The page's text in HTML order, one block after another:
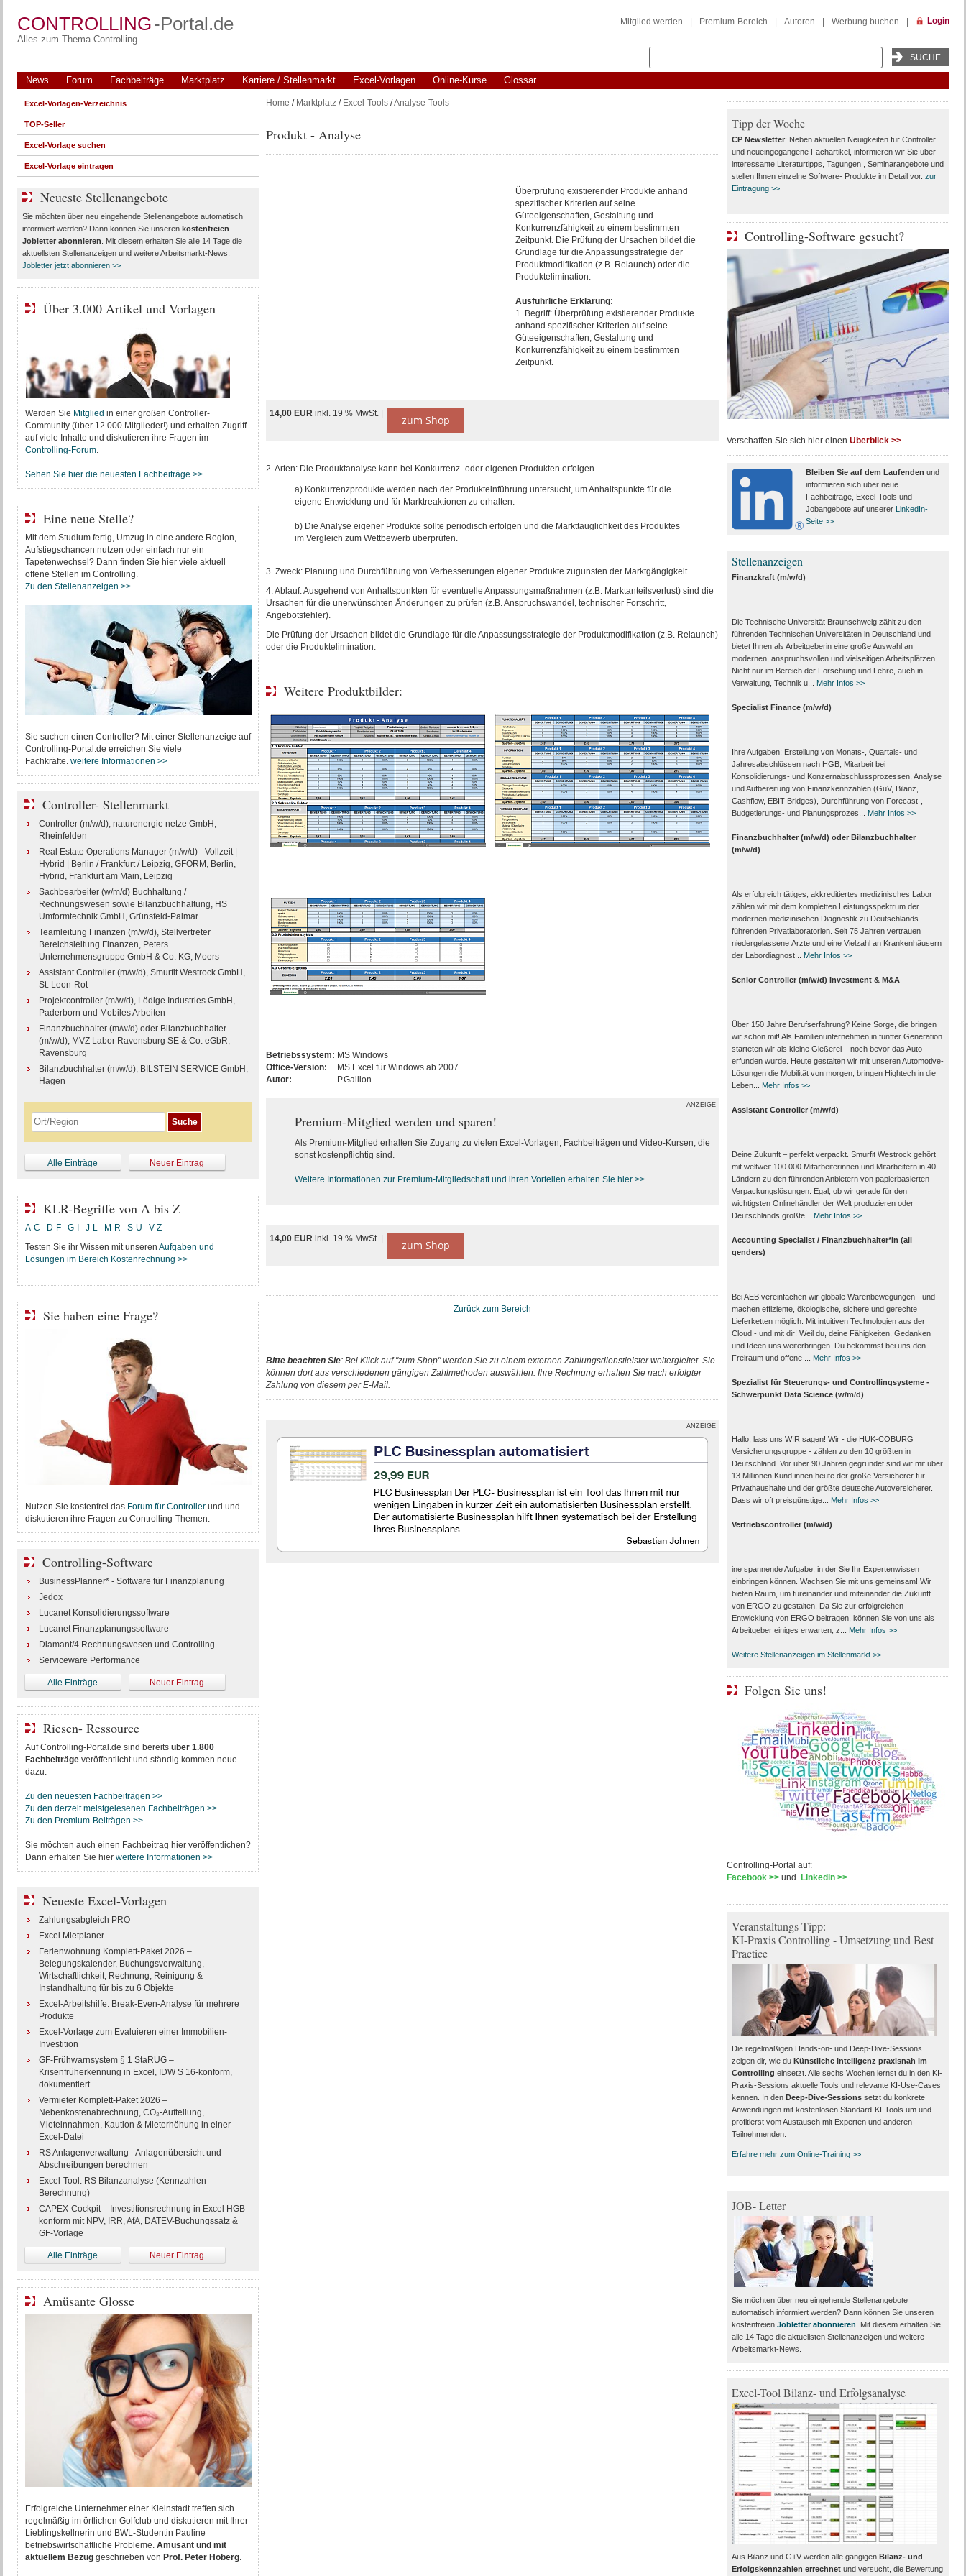
CONTROLLING-Portal.de
Alles zum Thema Controlling
Mitglied werden Premium-Bereich Autoren Werbung buchen Login
News Forum Fachbeiträge Marktplatz Karriere / Stellenmarkt Excel-Vorlagen Online-Kurse Glossar
Home / Marktplatz/ Excel-Tools/Analyse-Tools
Produkt - Analyse
Überprüfung existierender Produkte anhand
spezifischer Kriterien auf seine
Güteeigenschaften, Gestaltung und
Konkurrenzfähigkeit zu einem bestimmten
Zeitpunkt. Die Prüfung der Ursachen bildet die
Grundlage für die Anpassungsstrategie der
Produktmodifikation (z.B. Relaunch) oder die
Produktelimination.
Ausführliche Erklärung:
1. Begriff: Überprüfung existierender Produkte
anhand spezifischer Kriterien auf seine
Güteeigenschaften, Gestaltung und
Konkurrenzfähigkeit zu einem bestimmten
Zeitpunkt.
14,00 EUR inkl. 19 % MwSt. | zum Shop
2. Arten: Die Produktanalyse kann bei Konkurrenz- oder eigenen Produkten erfolgen.
a) Konkurrenzprodukte werden nach der Produkteinführung untersucht, um Anhaltspunkte für die
eigene Entwicklung und für Marktreaktionen zu erhalten.
b) Die Analyse eigener Produkte sollte periodisch erfolgen und die Markttauglichkeit des Produktes
im Vergleich zum Wettbewerb überprüfen.
3. Zweck: Planung und Durchführung von Verbesserungen eigener Produkte zugunsten der Marktgängigkeit.
4. Ablauf: Ausgehend von Anhaltspunkten für eventuelle Anpassungsmaßnahmen (z.B. Marktanteilsverlust) sind die
Ursachen für die unerwünschten Änderungen zu prüfen (z.B. Anspruchswandel, technischer Fortschritt,
Angebotsfehler).
Die Prüfung der Ursachen bildet die Grundlage für die Anpassungsstrategie der Produktmodifikation (z.B. Relaunch)
oder die Produktelimination.
Weitere Produktbilder:
Betriebssystem: MS Windows
Office-Version:
MS Excel für Windows ab 2007
Autor:
P.Gallion
ANZEIGE
Premium-Mitglied werden und sparen!
Als Premium-Mitglied erhalten Sie Zugang zu vielen Excel-Vorlagen, Fachbeiträgen und Video-Kursen, die
sonst kostenpflichtig sind.
Weitere Informationen zur Premium-Mitgliedschaft und ihren Vorteilen erhalten Sie hier >>
14,00 EUR inkl. 19 % MwSt. | zum Shop
Zurück zum Bereich
Bitte beachten Sie: Bei Klick auf "zum Shop" werden Sie zu einem externen Zahlungsdienstleister weitergleitet. Sie
können dort aus verschiedenen gängigen Zahlmethoden auswählen. Ihre Rechnung erhalten Sie nach erfolgter
Zahlung von diesem per E-Mail.
ANZEIGE
Excel-Vorlagen-Verzeichnis
TOP-Seller
Excel-Vorlage suchen
Excel-Vorlage eintragen
Neueste Stellenangebote
Sie möchten über neu eingehende Stellenangebote automatisch
informiert werden? Dann können Sie unseren kostenfreien
Jobletter abonnieren . Mit diesem erhalten Sie alle 14 Tage die
aktuellsten Stellenanzeigen und weitere Arbeitsmarkt-News.
Jobletter jetzt abonnieren >>
Über 3.000 Artikel und Vorlagen
Werden Sie Mitglied in einer großen Controller-
Community (über 12.000 Mitglieder!) und erhalten Zugriff
auf viele Inhalte und diskutieren ihre Fragen im
Controlling-Forum.
Sehen Sie hier die neuesten Fachbeiträge >>
Eine neue Stelle?
Mit dem Studium fertig, Umzug in eine andere Region,
Aufstiegschancen nutzen oder einfach nur ein
Tapetenwechsel? Dann finden Sie hier viele aktuell
offene Stellen im Controlling.
Zu den Stellenanzeigen >>
Sie suchen einen Controller? Mit einer Stellenanzeige auf
Controlling-Portal.de erreichen Sie viele
Fachkräfte. weitere Informationen >>
Controller- Stellenmarkt
Controller (m/w/d), naturenergie netze GmbH,
Rheinfelden
Real Estate Operations Manager (m/w/d) - Vollzeit |
Hybrid | Berlin / Frankfurt / Leipzig, GFORM, Berlin,
Hybrid, Frankfurt am Main, Leipzig
Sachbearbeiter (w/m/d) Buchhaltung /
Rechnungswesen sowie Bilanzbuchhaltung, HS
Umformtechnik GmbH, Grünsfeld-Paimar
Teamleitung Finanzen (m/w/d), Stellvertreter
Bereichsleitung Finanzen, Peters
Unternehmensgruppe GmbH & Co. KG, Moers
Assistant Controller (m/w/d), Smurfit Westrock GmbH,
St. Leon-Rot
Projektcontroller (m/w/d), Lödige Industries GmbH,
Paderborn und Mobiles Arbeiten
Finanzbuchhalter (m/w/d) oder Bilanzbuchhalter
(m/w/d), MVZ Labor Ravensburg SE & Co. eGbR,
Ravensburg
Bilanzbuchhalter (m/w/d), BILSTEIN SERVICE GmbH,
Hagen
Alle Einträge Neuer Eintrag
KLR-Begriffe von A bis Z
A-C D-F G-I J-L M-R S-U
V-Z
Testen Sie ihr Wissen mit unseren Aufgaben und
Lösungen im Bereich Kostenrechnung >>
Sie haben eine Frage?
Nutzen Sie kostenfrei das Forum für Controllerund und
diskutieren ihre Fragen zu Controlling-Themen.
Controlling-Software
BusinessPlanner* - Software für Finanzplanung
Jedox
Lucanet Konsolidierungssoftware
Lucanet Finanzplanungssoftware
Diamant/4 Rechnungswesen und Controlling
Serviceware Performance
Alle Einträge Neuer Eintrag
Riesen- Ressource
Auf Controlling-Portal.de sind bereits über 1.800
Fachbeiträgeveröffentlicht und ständig kommen neue
dazu.
Zu den neuesten Fachbeiträgen >>
Zu den derzeit meistgelesenen Fachbeiträgen >>
Zu den Premium-Beiträgen >>
Sie möchten auch einen Fachbeitrag hier veröffentlichen?
Dann erhalten Sie hier weitere Informationen >>
Neueste Excel-Vorlagen
Zahlungsabgleich PRO
Excel Mietplaner
Ferienwohnung Komplett-Paket 2026 –
Belegungskalender, Buchungsverwaltung,
Wirtschaftlichkeit, Rechnung, Reinigung &
Instandhaltung für bis zu 6 Objekte
Excel-Arbeitshilfe: Break-Even-Analyse für mehrere
Produkte
Excel-Vorlage zum Evaluieren einer Immobilien-
Investition
GF-Frühwarnsystem § 1 StaRUG –
Krisenfrüherkennung in Excel, IDW S 16-konform,
dokumentiert
Vermieter Komplett-Paket 2026 –
Nebenkostenabrechnung, CO₂-Aufteilung,
Mieteinnahmen, Kaution & Mieterhöhung in einer
Excel-Datei
RS Anlagenverwaltung - Anlagenübersicht und
Abschreibungen berechnen
Excel-Tool: RS Bilanzanalyse (Kennzahlen
Berechnung)
CAPEX-Cockpit – Investitionsrechnung in Excel HGB-
konform mit NPV, IRR, AfA, DATEV-Buchungssatz &
GF-Vorlage
Alle Einträge Neuer Eintrag
Amüsante Glosse
Erfolgreiche Unternehmer einer Kleinstadt treffen sich
regelmäßig im örtlichen Golfclub und diskutieren mit Ihrer
Lieblingskellnerin und BWL-Studentin Pauline
betriebswirtschaftliche Probleme. Amüsant und mit
aktuellem Bezuggeschrieben von Prof. Peter Hoberg.
Tipp der Woche
CP Newsletter: Neben aktuellen Neuigkeiten für Controller
und neueingegangene Fachartikel, informieren wir Sie über
interessante Literaturtipps, Tagungen , Seminarangebote und
stellen Ihnen einzelne Software- Produkte im Detail vor. zur
Eintragung >>
Controlling-Software gesucht?
Verschaffen Sie sich hier einen Überblick >>
Bleiben Sie auf dem Laufenden und
informieren sich über neue
Fachbeiträge, Excel-Tools und
Jobangebote auf unserer LinkedIn-
Seite >>
Stellenanzeigen
Finanzkraft (m/w/d)
Die Technische Universität Braunschweig zählt zu den
führenden Technischen Universitäten in Deutschland und
bietet Ihnen als Arbeit­geberin eine große Auswahl an
modernen, anspruchsvollen und vielseitigen Arbeits­plätzen.
Nicht nur im Bereich der Forschung und Lehre, auch in
Verwaltung, Technik u...
Mehr Infos >>
Specialist Finance (m/w/d)
Ihre Aufgaben: Erstellung von Monats‑, Quartals‑ und
Jahresabschlüssen nach HGB, Mitarbeit bei
Konsolidierungs‑ und Konzernabschlussprozessen, Analyse
und Aufbereitung von Finanzkennzahlen (GuV, Bilanz,
Cashflow, EBIT-Bridges), Durchführung von Forecast‑,
Budgetierungs‑ und Planungsprozes...
Mehr Infos >>
Finanzbuchhalter (m/w/d) oder Bilanzbuchhalter
(m/w/d)
Als erfolgreich tätiges, akkreditiertes medizinisches Labor
zählen wir mit dem kompletten Leistungs­spektrum der
modernen medizinischen Diagnostik zu Deutschlands
führenden Privat­laboratorien. Seit 75 Jahren vertrauen
nieder­gelassene Ärzte und eine Vielzahl an Kranken­häusern
der Labor­diagnost...
Mehr Infos >>
Senior Controller (m/w/d) Investment & M&A
Über 150 Jahre Berufserfahrung? Keine Sorge, die bringen
wir schon mit! Als Familienunternehmen in fünfter Generation
starteten wir als kleine Gießerei – noch bevor das Auto
erfunden wurde. Heute gestalten wir mit unseren Automotive-
Lösungen die Mobilität von morgen, bringen Hightech in die
Leben...
Mehr Infos >>
Assistant Controller (m/w/d)
Deine Zukunft – perfekt verpackt. Smurfit Westrock gehört
mit weltweit 100.000 Mitarbeiter­innen und Mitarbeitern in 40
Ländern zu den führenden Anbietern von papier­basierten
Verpackungs­lösungen. Egal, ob wir gerade für den
wichtigsten Onlinehändler der Welt produzieren oder
Deutschlands größte...
Mehr Infos >>
Accounting Specialist / Finanzbuchhalter*in (all
genders)
Bei AEB vereinfachen wir globale Warenbewegungen - und
machen effiziente, ökologische, sichere und gerechte
Lieferketten möglich. Mit intuitiven Technologien aus der
Cloud - und mit dir! Weil du, deine Fähigkeiten, Gedanken
und Ideen uns weiterbringen. Du bekommst bei uns den
Freiraum und offene ...
Mehr Infos >>
Spezialist für Steuerungs- und Controllingsysteme -
Schwerpunkt Data Science (w/m/d)
Hallo, lass uns WIR sagen! Wir - die HUK-COBURG
Versicherungsgruppe - zählen zu den 10 größten in
Deutschland. Vor über 90 Jahren gegründet sind wir mit über
13 Millionen Kund:innen heute der große Versicherer für
Privathaushalte und der größte deutsche Autoversicherer.
Dass wir oft preisgünstige...
Mehr Infos >>
Vertriebscontroller (m/w/d)
ine spannende Aufgabe, in der Sie Ihr Expertenwissen
einbringen können. Wachsen Sie mit uns gemeinsam! Wir
bieten Raum, um füreinander und miteinander die Zukunft
von ERGO zu gestalten. Da Sie zur erfolgreichen
Entwicklung von ERGO beitragen, können Sie von uns als
Arbeitgeber einiges erwarten, z...
Mehr Infos >>
Weitere Stellenanzeigen im Stellenmarkt >>
Folgen Sie uns!
Controlling-Portal auf:
Facebook >>und Linkedin >>
Veranstaltungs-Tipp:
KI-Praxis Controlling - Umsetzung und Best
Practice
Die regelmäßigen Hands-on- und Deep-Dive-Sessions
zeigen dir, wie du Künstliche Intelligenz praxisnah im
Controlling einsetzt. Alle sechs Wochen lernst du in den KI-
Praxis-Sessions aktuelle Tools und relevante KI-Use-Cases
kennen. In den Deep-Dive-Sessionssetzt du konkrete
Anwendungen mit kostenlosen Standard-KI-Tools um und
profitierst vom Austausch mit Experten und anderen
Teilnehmenden.
Erfahre mehr zum Online-Training >>
JOB- Letter
Sie möchten über neu eingehende Stellenangebote
automatisch informiert werden? Dann können Sie unseren
kostenfreien Jobletter abonnieren . Mit diesem erhalten Sie
alle 14 Tage die aktuellsten Stellenanzeigen und weitere
Arbeitsmarkt-News.
Excel-Tool Bilanz- und Erfolgsanalyse
Aus Bilanz und G+V werden alle gängigen Bilanz- und
Erfolgskennzahlen errechnetund versucht, die Bewertung